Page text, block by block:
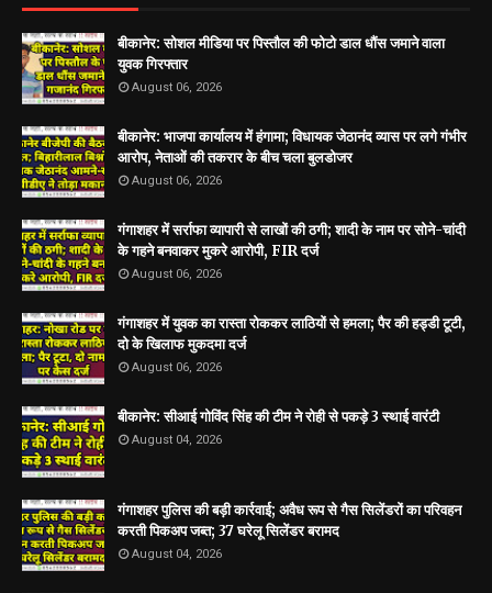
बीकानेर: सोशल मीडिया पर पिस्तौल की फोटो डाल धौंस जमाने वाला
युवक गिरफ्तार
August 06, 2026
बीकानेर: भाजपा कार्यालय में हंगामा; विधायक जेठानंद व्यास पर लगे गंभीर
आरोप, नेताओं की तकरार के बीच चला बुलडोजर
August 06, 2026
गंगाशहर में सर्राफा व्यापारी से लाखों की ठगी; शादी के नाम पर सोने-चांदी
के गहने बनवाकर मुकरे आरोपी, FIR दर्ज
August 06, 2026
गंगाशहर में युवक का रास्ता रोककर लाठियों से हमला; पैर की हड्डी टूटी,
दो के खिलाफ मुकदमा दर्ज
August 06, 2026
बीकानेर: सीआई गोविंद सिंह की टीम ने रोही से पकड़े 3 स्थाई वारंटी
August 04, 2026
गंगाशहर पुलिस की बड़ी कार्रवाई; अवैध रूप से गैस सिलेंडरों का परिवहन
करती पिकअप जब्त; 37 घरेलू सिलेंडर बरामद
August 04, 2026